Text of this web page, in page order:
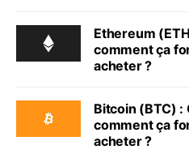
Ethereum
comment ça
acheter ?
Bitcoin (BTC) :
comment ça
acheter ?